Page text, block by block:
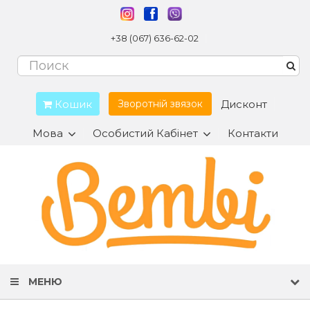
+38 (067) 636-62-02
Кошик Зворотній звязок Дисконт
Мова Особистий Кабінет Контакти
МЕНЮ